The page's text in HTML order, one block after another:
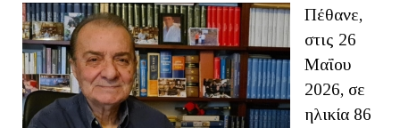
Πέθανε,
στις 26
Μαΐου
2026, σε
ηλικία 86